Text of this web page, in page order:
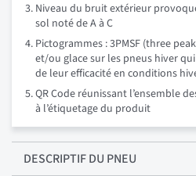
Niveau du bruit extérieur
sol noté de A à C
Pictogrammes : 3PMSF (three
et/ou glace sur les pneus hiver
de leur efficacité en conditions
QR Code réunissant l’ensemble
à l’étiquetage du produit
DESCRIPTIFDU PNEU